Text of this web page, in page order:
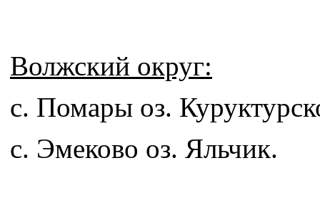
Волжский округ:
с. Помары оз.
с. Эмеково оз. Яльчик.